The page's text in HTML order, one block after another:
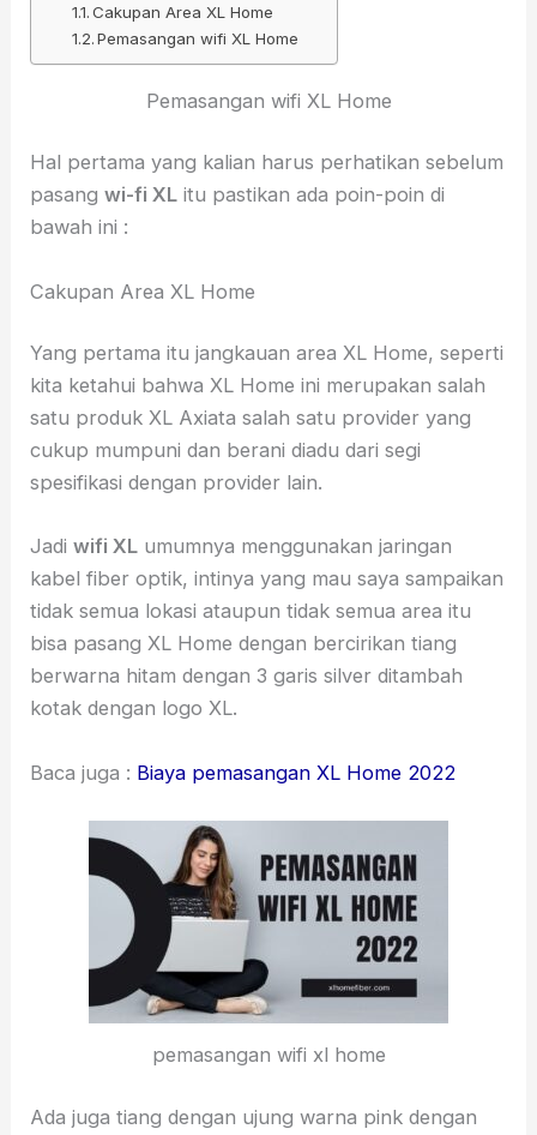
Cakupan Area XL Home
Pemasangan wifi XL Home
Pemasangan wifi XL Home
Hal pertama yang kalian harus perhatikan sebelum
pasangwi-fi XL itu pastikan ada poin-poin di
bawah ini :
Cakupan Area XL Home
Yang pertama itu jangkauan area XL Home, seperti
kita ketahui bahwa XL Home ini merupakan salah
satu produk XL Axiata salah satu provider yang
cukup mumpuni dan berani diadu dari segi
spesifikasi dengan provider lain.
Jadiwifi XL umumnya menggunakan jaringan
kabel fiber optik, intinya yang mau saya sampaikan
tidak semua lokasi ataupun tidak semua area itu
bisa pasang XL Home dengan bercirikan tiang
berwarna hitam dengan 3 garis silver ditambah
kotak dengan logo XL.
Baca juga : Biaya pemasangan XL Home 2022
pemasangan wifi xl home
Ada juga tiang dengan ujung warna pink dengan